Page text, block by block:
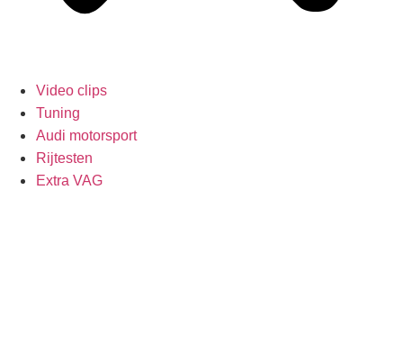
Video clips
Tuning
Audi motorsport
Rijtesten
Extra VAG